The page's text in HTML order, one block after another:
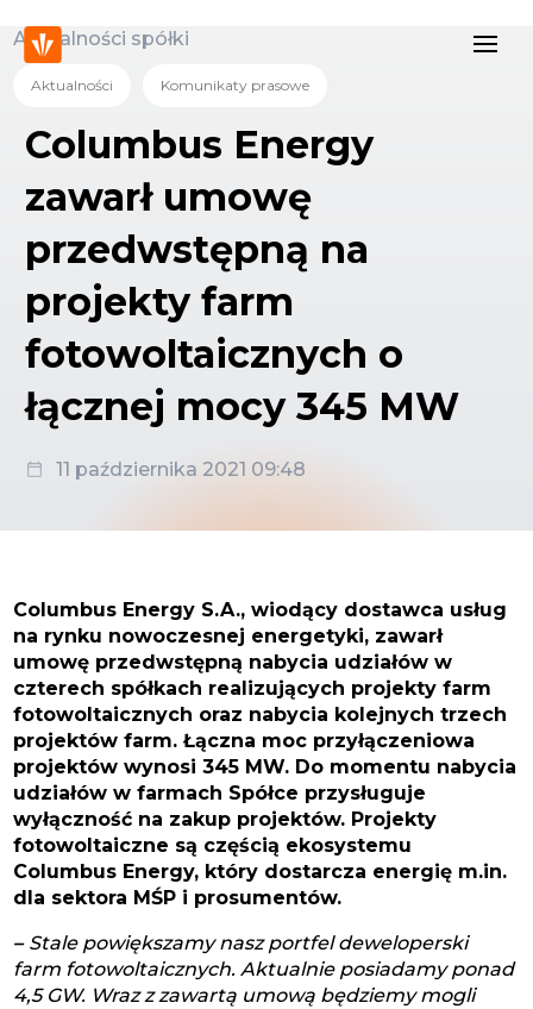
Aktualności spółki
Aktualności Komunikaty prasowe
Columbus Energy
zawarł umowę
przedwstępną na
projekty farm
fotowoltaicznych o
łącznej mocy 345 MW
11 października 2021 09:48
Columbus Energy S.A., wiodący dostawca usług
na rynku nowoczesnej energetyki, zawarł
umowę przedwstępną nabycia udziałów w
czterech spółkach realizujących projekty farm
fotowoltaicznych oraz nabycia kolejnych trzech
projektów farm. Łączna moc przyłączeniowa
projektów wynosi 345 MW. Do momentu nabycia
udziałów w farmach Spółce przysługuje
wyłączność na zakup projektów. Projekty
fotowoltaiczne są częścią ekosystemu
Columbus Energy, który dostarcza energię m.in.
dla sektora MŚP i prosumentów.
– Stale powiększamy nasz portfel deweloperski
farm fotowoltaicznych. Aktualnie posiadamy ponad
4,5 GW. Wraz z zawartą umową będziemy mogli